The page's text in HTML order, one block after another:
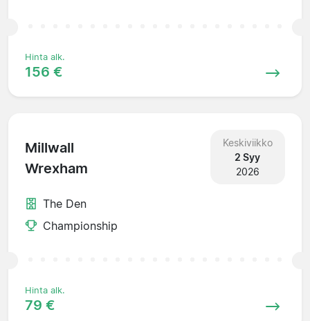
Hinta alk.
156 €
Millwall
Wrexham
Keskiviikko
2 Syy
2026
The Den
Championship
Hinta alk.
79 €